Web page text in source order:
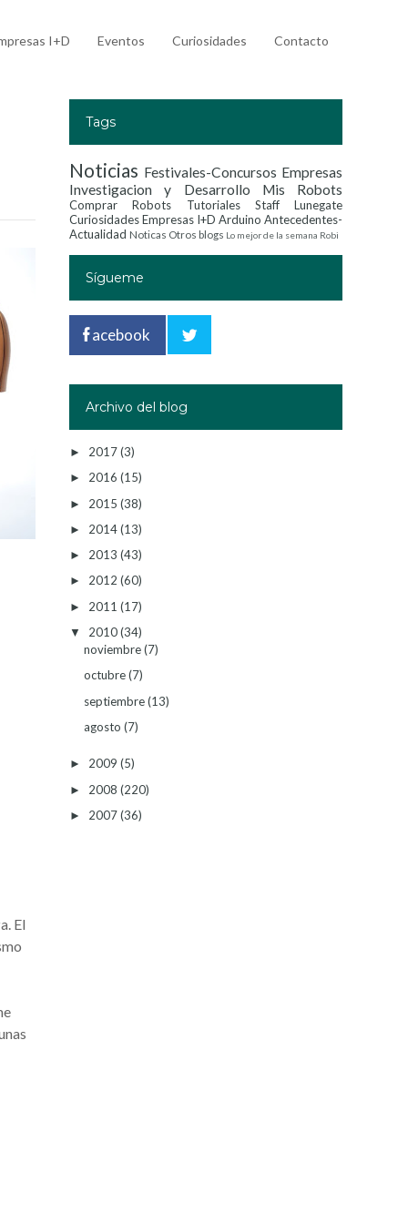
I+D Eventos Curiosidades Contacto
El
Tags
Noticias Festivales-Concursos Empresas
Investigacion y Desarrollo
Mis Robots
Comprar Robots Tutoriales
Staff Lunegate
CuriosidadesEmpresas I+D Arduino Antecedentes-
Actualidad Noticas Otros blogs Lo mejor de la semana Robi
Sígueme
acebook
Archivo del blog
► 2017(3)
► 2016 (15)
► 2015 (38)
► 2014(13)
► 2013 (43)
► 2012 (60)
► 2011 (17)
▼ 2010(34)
noviembre(7)
octubre(7)
septiembre(13)
agosto (7)
► 2009 (5)
► 2008 (220)
► 2007(36)